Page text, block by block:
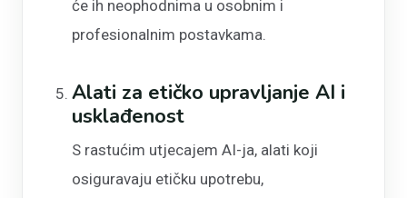
će ih neophodnima u osobnim i
profesionalnim postavkama.
Alati za etičko upravljanje AI i
usklađenost
S rastućim utjecajem AI-ja, alati koji
osiguravaju etičku upotrebu,